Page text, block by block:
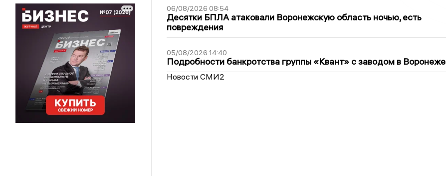
06/08/2026 08:54
Десятки БПЛА атаковали Воронежскую область ночью, есть
повреждения
05/08/2026 14:40
Подробности банкротства группы «Квант» с заводом в Воронеже
Новости СМИ2